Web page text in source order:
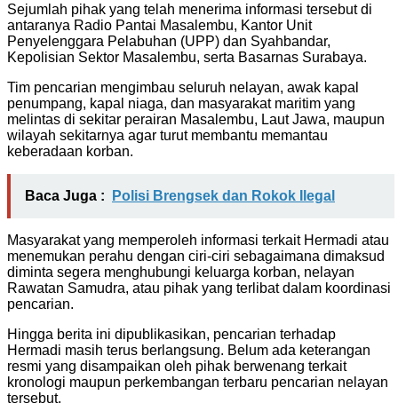
Sejumlah pihak yang telah menerima informasi tersebut di
antaranya Radio Pantai Masalembu, Kantor Unit
Penyelenggara Pelabuhan (UPP) dan Syahbandar,
Kepolisian Sektor Masalembu, serta Basarnas Surabaya.
Tim pencarian mengimbau seluruh nelayan, awak kapal
penumpang, kapal niaga, dan masyarakat maritim yang
melintas di sekitar perairan Masalembu, Laut Jawa, maupun
wilayah sekitarnya agar turut membantu memantau
keberadaan korban.
Baca Juga : Polisi Brengsek dan Rokok Ilegal
Masyarakat yang memperoleh informasi terkait Hermadi atau
menemukan perahu dengan ciri-ciri sebagaimana dimaksud
diminta segera menghubungi keluarga korban, nelayan
Rawatan Samudra, atau pihak yang terlibat dalam koordinasi
pencarian.
Hingga berita ini dipublikasikan, pencarian terhadap
Hermadi masih terus berlangsung. Belum ada keterangan
resmi yang disampaikan oleh pihak berwenang terkait
kronologi maupun perkembangan terbaru pencarian nelayan
tersebut.